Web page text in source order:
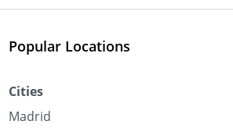
Popular Locations
Cities
Madrid